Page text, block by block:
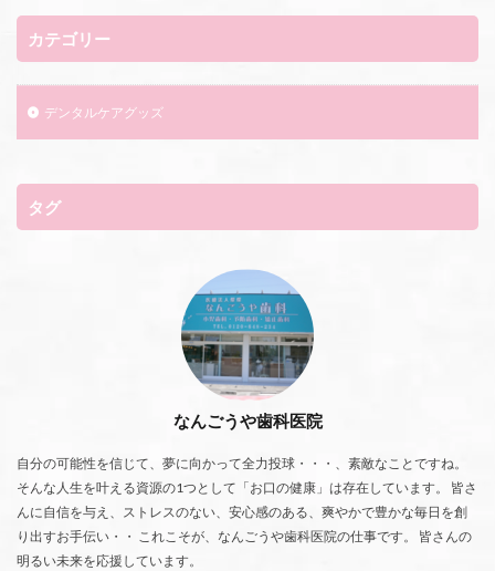
カテゴリー
デンタルケアグッズ
タグ
なんごうや歯科医院
自分の可能性を信じて、夢に向かって全力投球・・・、素敵なことですね。
そんな人生を叶える資源の1つとして「お口の健康」は存在しています。 皆さ
んに自信を与え、ストレスのない、安心感のある、爽やかで豊かな毎日を創
り出すお手伝い・・ これこそが、なんごうや歯科医院の仕事です。 皆さんの
明るい未来を応援しています。